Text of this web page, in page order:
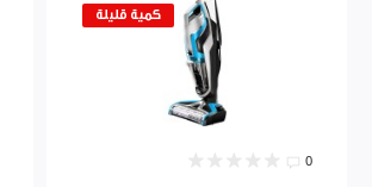
كمية قليلة
0